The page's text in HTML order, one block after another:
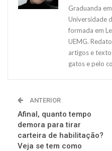
Graduanda
Universidade
formada em
UEMG.
artigos e
gatos e pelo
ANTERIOR
Afinal, quanto tempo
demora para tirar
carteira de habilitação?
Veja se tem como